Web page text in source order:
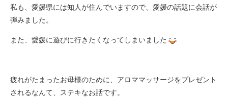
私も、愛媛県には知人が住んでいますので、愛媛の話題に会話が
弾みました。
また、愛媛に遊びに行きたくなってしまいました
疲れがたまったお母様のために、アロママッサージをプレゼント
されるなんて、ステキなお話です。